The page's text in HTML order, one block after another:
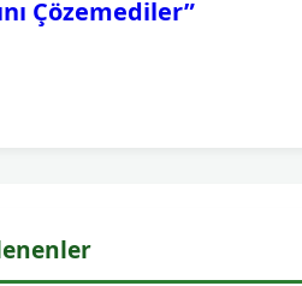
Çözemediler”